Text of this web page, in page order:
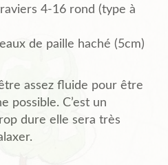
4-16 rond (type à
de paille haché (5cm)
assez fluide pour être
possible. C’est un
dure elle sera très